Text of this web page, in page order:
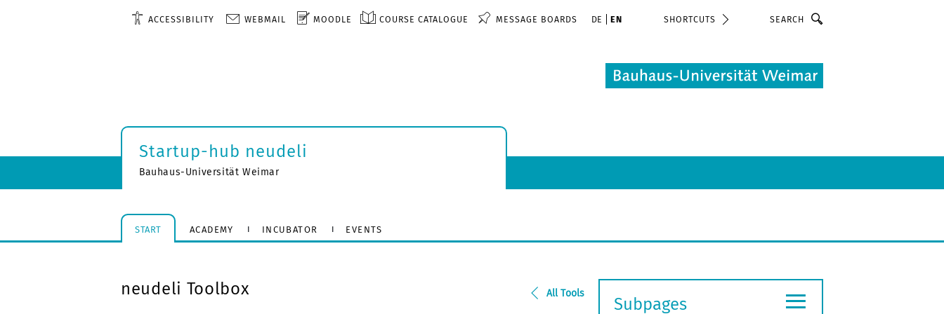
ACCESSIBILITY WEBMAIL MOODLE COURSE CATALOGUE MESSAGE BOARDS DE EN SHORTCUTS
Startup-hub neudeli
Bauhaus-Universität Weimar
START ACADEMY INCUBATOR EVENTS
neudeli Toolbox All Tools
Subpages
≡